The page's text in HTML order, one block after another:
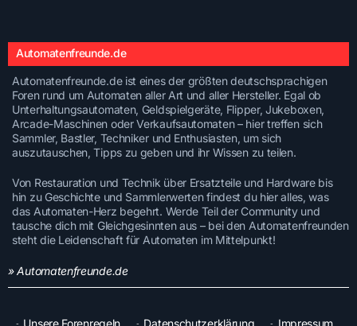
Automatenfreunde.de
Automatenfreunde.de ist eines der größten deutschsprachigen
Foren rund um Automaten aller Art und aller Hersteller. Egal ob
Unterhaltungsautomaten, Geldspielgeräte, Flipper, Jukeboxen,
Arcade-Maschinen oder Verkaufsautomaten – hier treffen sich
Sammler, Bastler, Techniker und Enthusiasten, um sich
auszutauschen, Tipps zu geben und ihr Wissen zu teilen.
Von Restauration und Technik über Ersatzteile und Hardware bis
hin zu Geschichte und Sammlerwerten findest du hier alles, was
das Automaten-Herz begehrt. Werde Teil der Community und
tausche dich mit Gleichgesinnten aus – bei den Automatenfreunden
steht die Leidenschaft für Automaten im Mittelpunkt!
» Automatenfreunde.de
Unsere Forenregeln Datenschutzerklärung Impressum